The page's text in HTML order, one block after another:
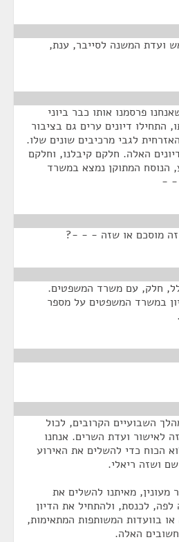
ועדת המשנה לסייבר, ענת,
פרסמנו אותו כבר ביוני
התחילו דיונים ערים גם בציבור
לגבי מרכיבים שונים שלו.
האלה. חלקם קיבלנו, וחלקם
הנוסח המתוקן נמצא במשרד
- -
מוסכם או שזה - - -?
חלק, עם משרד המשפטים.
במשרד המשפטים על מספר
השבועיים הקרובים, לכול
לאישור ועדת השרים. אנחנו
הכוח כדי להשלים את האירוע
ושזה ריאלי.
מעונין, מאיתנו להשלים את
לכנסת, ולהתחיל את הדיון
בוועדות המשותפות המתאימות,
האלה.